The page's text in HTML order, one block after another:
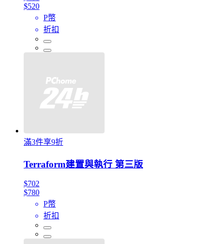
$520
P幣
折扣
滿3件享9折
Terraform建置與執行 第三版
$702
$780
P幣
折扣